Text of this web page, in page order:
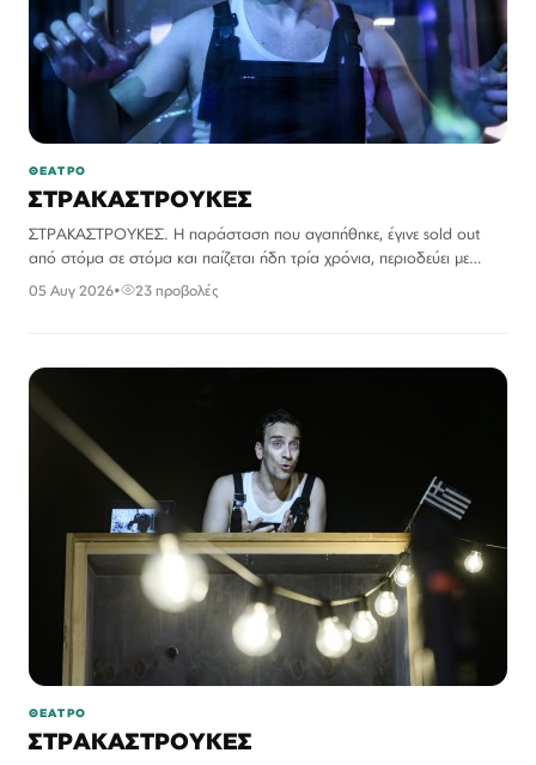
ΘΕΑΤΡΟ
ΣΤΡΑΚΑΣΤΡΟΥΚΕΣ
ΣΤΡΑΚΑΣΤΡΟΥΚΕΣ. Η παράσταση που αγαπήθηκε, έγινε sold out
από στόμα σε στόμα και παίζεται ήδη τρία χρόνια, περιοδεύει με
μεγάλη επιτυχία σε όλη την Ελλάδα και παρουσιάζεται…
05 Αυγ 2026• 23 προβολές
ΘΕΑΤΡΟ
ΣΤΡΑΚΑΣΤΡΟΥΚΕΣ